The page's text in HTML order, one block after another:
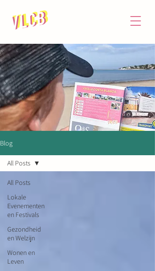
Blog
All Posts
Lokale
Evenementen
en Festivals
Gezondheid
en Welzijn
Wonen en
Leven
All Posts